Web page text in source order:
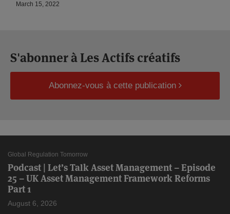
March 15, 2022
S'abonner à Les Actifs créatifs
Abonnez-vous à cette publication
Global Regulation Tomorrow
Podcast | Let’s Talk Asset Management – Episode
25 – UK Asset Management Framework Reforms
Part 1
August 6, 2026